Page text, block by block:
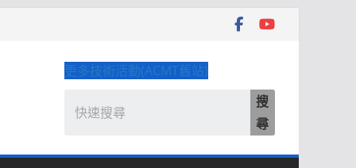
更多技術活動(ACMT舊站)
搜
尋